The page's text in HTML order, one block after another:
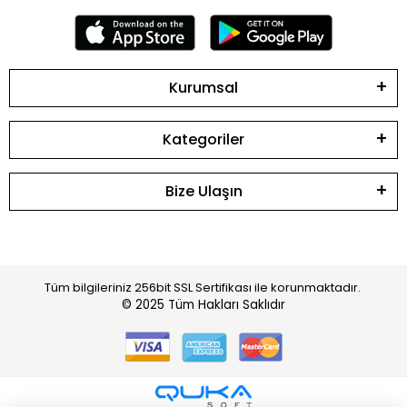
Kurumsal
Kategoriler
Bize Ulaşın
Tüm bilgileriniz 256bit SSL Sertifikası ile korunmaktadır.
© 2025 Tüm Hakları Saklıdır